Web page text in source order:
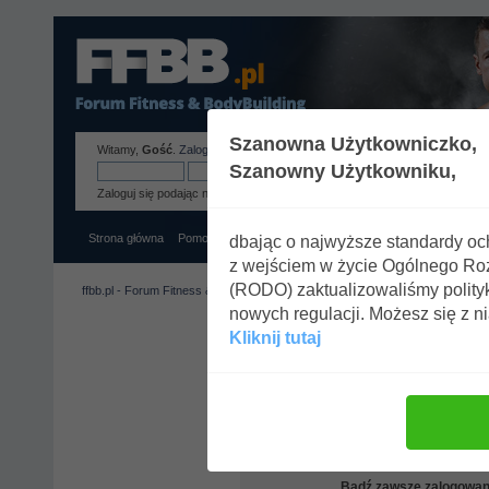
Witamy, Gość Zaloguj sięlubzarejestruj.
Zaloguj się podając nazwę użytkownika, hasło i długość sesji
Strona główna Pomoc Szukaj Tags Zaloguj się Rejestracja
ffbb.pl - Forum Fitness & BodyBuilding» Zaloguj się
Zaloguj się
Nazwa
Szanowna Użytkowniczko,
Szanowny Użytkowniku,
dbając o najwyższe standardy
z wejściem w życie Ogólnego
(RODO) zaktualizowaliśmy
nowych regulacji. Możesz się z
Kliknij tutaj